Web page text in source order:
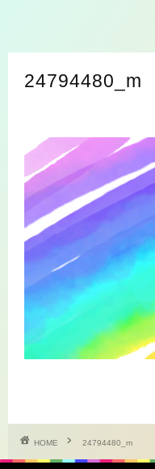
24794480_m
HOME 24794480_m